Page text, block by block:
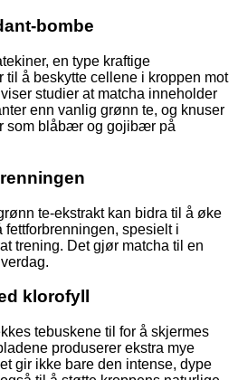
bombe
en type kraftige
til å beskytte cellene i kroppen mot
studier at matcha inneholder
enn vanlig grønn te, og knuser
som blåbær og gojibær på
te-ekstrakt kan bidra til å øke
fettforbrenningen, spesielt i
trening. Det gjør matcha til en
klorofyll
tebuskene til for å skjermes
produserer ekstra mye
gir ikke bare den intense, dype